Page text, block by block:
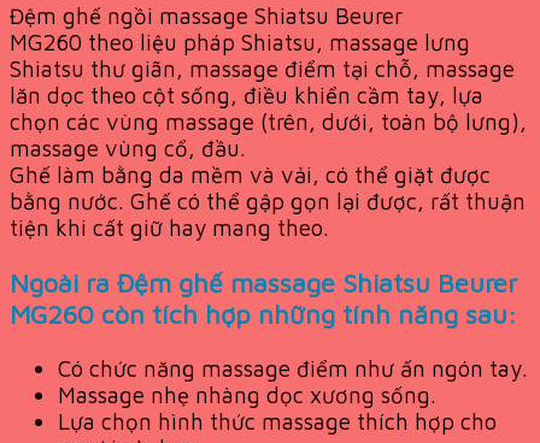
Đệm ghế ngồi massage Shiatsu Beurer
MG260 theo liệu pháp Shiatsu, massage lưng
Shiatsu thư giãn, massage điểm tại chỗ, massage
lăn dọc theo cột sống, điều khiển cầm tay, lựa
chọn các vùng massage (trên, dưới, toàn bộ lưng),
massage vùng cổ, đầu.
Ghế làm bằng da mềm và vải, có thể giặt được
bằng nước. Ghế có thể gập gọn lại được, rất thuận
tiện khi cất giữ hay mang theo.
Ngoài ra Đệm ghế massage Shiatsu Beurer
MG260 còn tích hợp những tính năng sau:
Có chức năng massage điểm như ấn ngón tay.
Massage nhẹ nhàng dọc xương sống.
Lựa chọn hình thức massage thích hợp cho